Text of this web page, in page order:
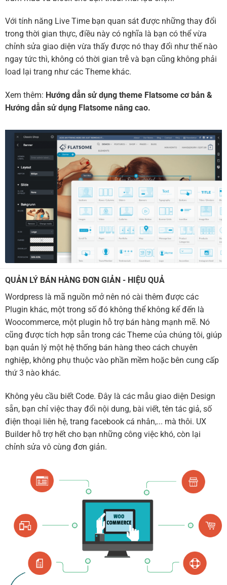
Với tính năng Live Time bạn quan sát được những thay đổi
trong thời gian thực, điều này có nghĩa là bạn có thể vừa
chỉnh sửa giao diện vừa thấy được nó thay đổi như thế nào
ngay tức thì, không có thời gian trễ và bạn cũng không phải
load lại trang như các Theme khác.
Xem thêm: Hướng dẫn sử dụng theme Flatsome cơ bản &
Hướng dẫn sử dụng Flatsome nâng cao.
QUẢN LÝ BÁN HÀNG ĐƠN GIẢN - HIỆU QUẢ
Wordpress là mã nguồn mở nên nó cài thêm được các
Plugin khác, một trong số đó không thể không kể đến là
Woocommerce, một plugin hỗ trợ bán hàng mạnh mẽ. Nó
cũng được tích hợp sẵn trong các Theme của chúng tôi, giúp
bạn quản lý một hệ thống bán hàng theo cách chuyên
nghiệp, không phụ thuộc vào phần mềm hoặc bên cung cấp
thứ 3 nào khác.
Không yêu cầu biết Code. Đây là các mẫu giao diện Design
sẵn, bạn chỉ việc thay đổi nội dung, bài viết, tên tác giả, số
điện thoại liên hệ, trang facebook cá nhân,... mà thôi. UX
Builder hỗ trợ hết cho bạn những công việc khó, còn lại
chỉnh sửa vô cùng đơn giản.